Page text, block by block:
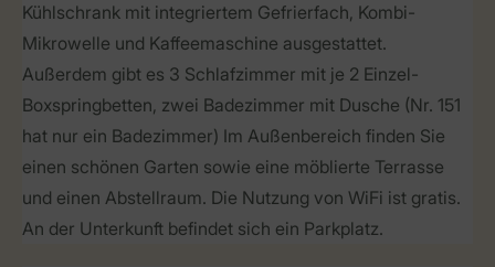
Kühlschrank mit integriertem Gefrierfach, Kombi-
Mikrowelle und Kaffeemaschine ausgestattet.
Außerdem gibt es 3 Schlafzimmer mit je 2 Einzel-
Boxspringbetten, zwei Badezimmer mit Dusche (Nr. 151
hat nur ein Badezimmer) Im Außenbereich finden Sie
einen schönen Garten sowie eine möblierte Terrasse
und einen Abstellraum. Die Nutzung von WiFi ist gratis.
An der Unterkunft befindet sich ein Parkplatz.